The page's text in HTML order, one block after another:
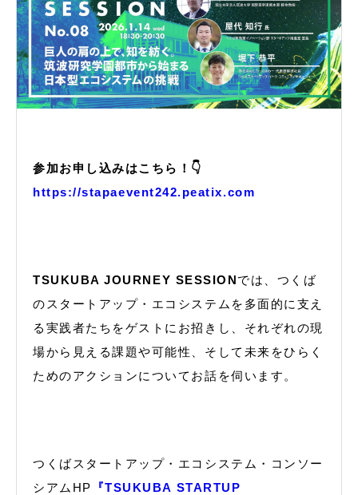
参加お申し込みはこちら！👇
https://stapaevent242.peatix.com
TSUKUBA JOURNEY SESSIONでは、つくば
のスタートアップ・エコシステムを多面的に支え
る実践者たちをゲストにお招きし、それぞれの現
場から見える課題や可能性、そして未来をひらく
ためのアクションについてお話を伺います。
つくばスタートアップ・エコシステム・コンソー
シアムHP 『TSUKUBA STARTUP